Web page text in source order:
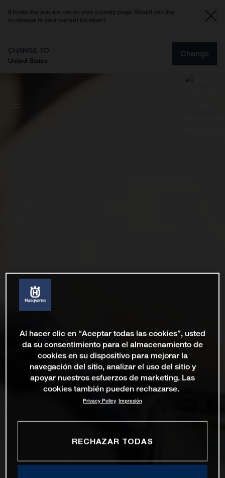
It looks like you are not on your country page. Would you like
to change to your current location?
CHANGE TO
United States
Change
Al hacer clic en “Aceptar todas las cookies”, usted
da su consentimiento para el almacenamiento de
cookies en su dispositivo para mejorar la
navegación del sitio, analizar el uso del sitio y
apoyar nuestros esfuerzos de marketing. Las
cookies también pueden rechazarse.
Privacy Policy Impresión
RECHAZAR TODAS